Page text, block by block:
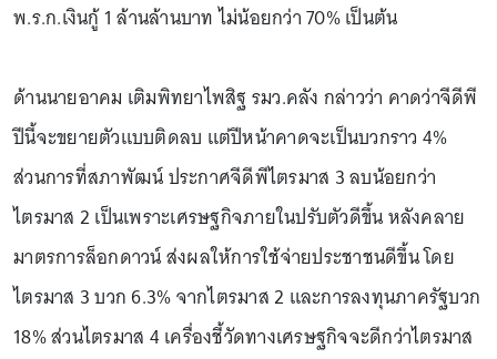
พ.ร.ก.เงินกู้ 1 ล้านล้านบาท ไม่น้อยกว่า 70% เป็นต้น
ด้านนายอาคม เติมพิทยาไพสิฐ รมว.คลัง กล่าวว่า คาดว่าจีดีพี
ปีนี้จะขยายตัวแบบติดลบ แต่ปีหน้าคาดจะเป็นบวกราว 4%
ส่วนการที่สภาพัฒน์ ประกาศจีดีพีไตรมาส 3 ลบน้อยกว่า
ไตรมาส 2 เป็นเพราะเศรษฐกิจภายในปรับตัวดีขึ้น หลังคลาย
มาตรการล็อกดาวน์ ส่งผลให้การใช้จ่ายประชาชนดีขึ้น โดย
ไตรมาส 3 บวก 6.3% จากไตรมาส 2 และการลงทุนภาครัฐบวก
18% ส่วนไตรมาส 4 เครื่องชี้วัดทางเศรษฐกิจจะดีกว่าไตรมาส